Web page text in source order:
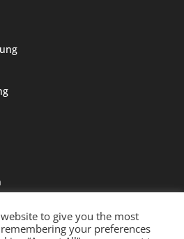
to give you the most
your preferences